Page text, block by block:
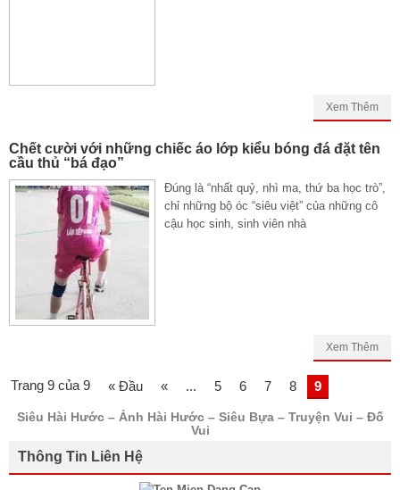
Xem Thêm
Chết cười với những chiếc áo lớp kiểu bóng đá đặt tên
cầu thủ “bá đạo”
Đúng là “nhất quỷ, nhì ma, thứ ba học trò”,
chỉ những bộ óc “siêu việt” của những cô
cậu học sinh, sinh viên nhà
Xem Thêm
Trang 9 của 9 « Đầu « ... 5 6 7 8 9
Siêu Hài Hước – Ảnh Hài Hước – Siêu Bựa – Truyện Vui – Đố
Vui
Thông Tin Liên Hệ